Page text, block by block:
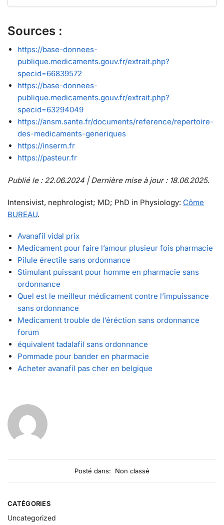
Sources :
https://base-donnees-
publique.medicaments.gouv.fr/extrait.php?
specid=66839572
https://base-donnees-
publique.medicaments.gouv.fr/extrait.php?
specid=63294049
https://ansm.sante.fr/documents/reference/repertoire-
des-medicaments-generiques
https://inserm.fr
https://pasteur.fr
Publié le : 22.06.2024 | Dernière mise à jour : 18.06.2025.
Intensivist, nephrologist; MD; PhD in Physiology: Côme
BUREAU.
Avanafil vidal prix
Medicament pour faire l’amour plusieur fois pharmacie
Pilule érectile sans ordonnance
Stimulant puissant pour homme en pharmacie sans
ordonnance
Quel est le meilleur médicament contre l’impuissance
sans ordonnance
Medicament trouble de l’éréction sans ordonnance
forum
équivalent tadalafil sans ordonnance
Pommade pour bander en pharmacie
Acheter avanafil pas cher en belgique
Posté dans: Non classé
CATÉGORIES
Uncategorized